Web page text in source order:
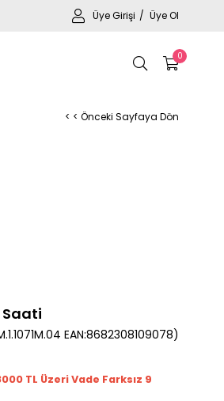
Üye Girişi Üye Ol
0
< < Önceki Sayfaya Dön
Saati
EAN:8682308109078)
TL Üzeri Vade Farksız 9